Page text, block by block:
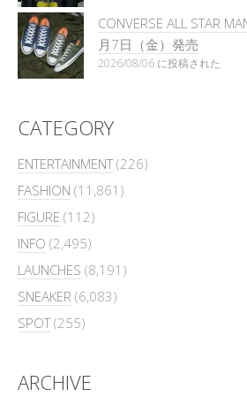
CONVERSE ALL STAR
月7日（金）発売
2026/08/06 に投稿された
CATEGORY
ENTERTAINMENT(226)
FASHION (11,861)
FIGURE (112)
INFO (2,495)
LAUNCHES (8,191)
SNEAKER (6,083)
SPOT(255)
ARCHIVE